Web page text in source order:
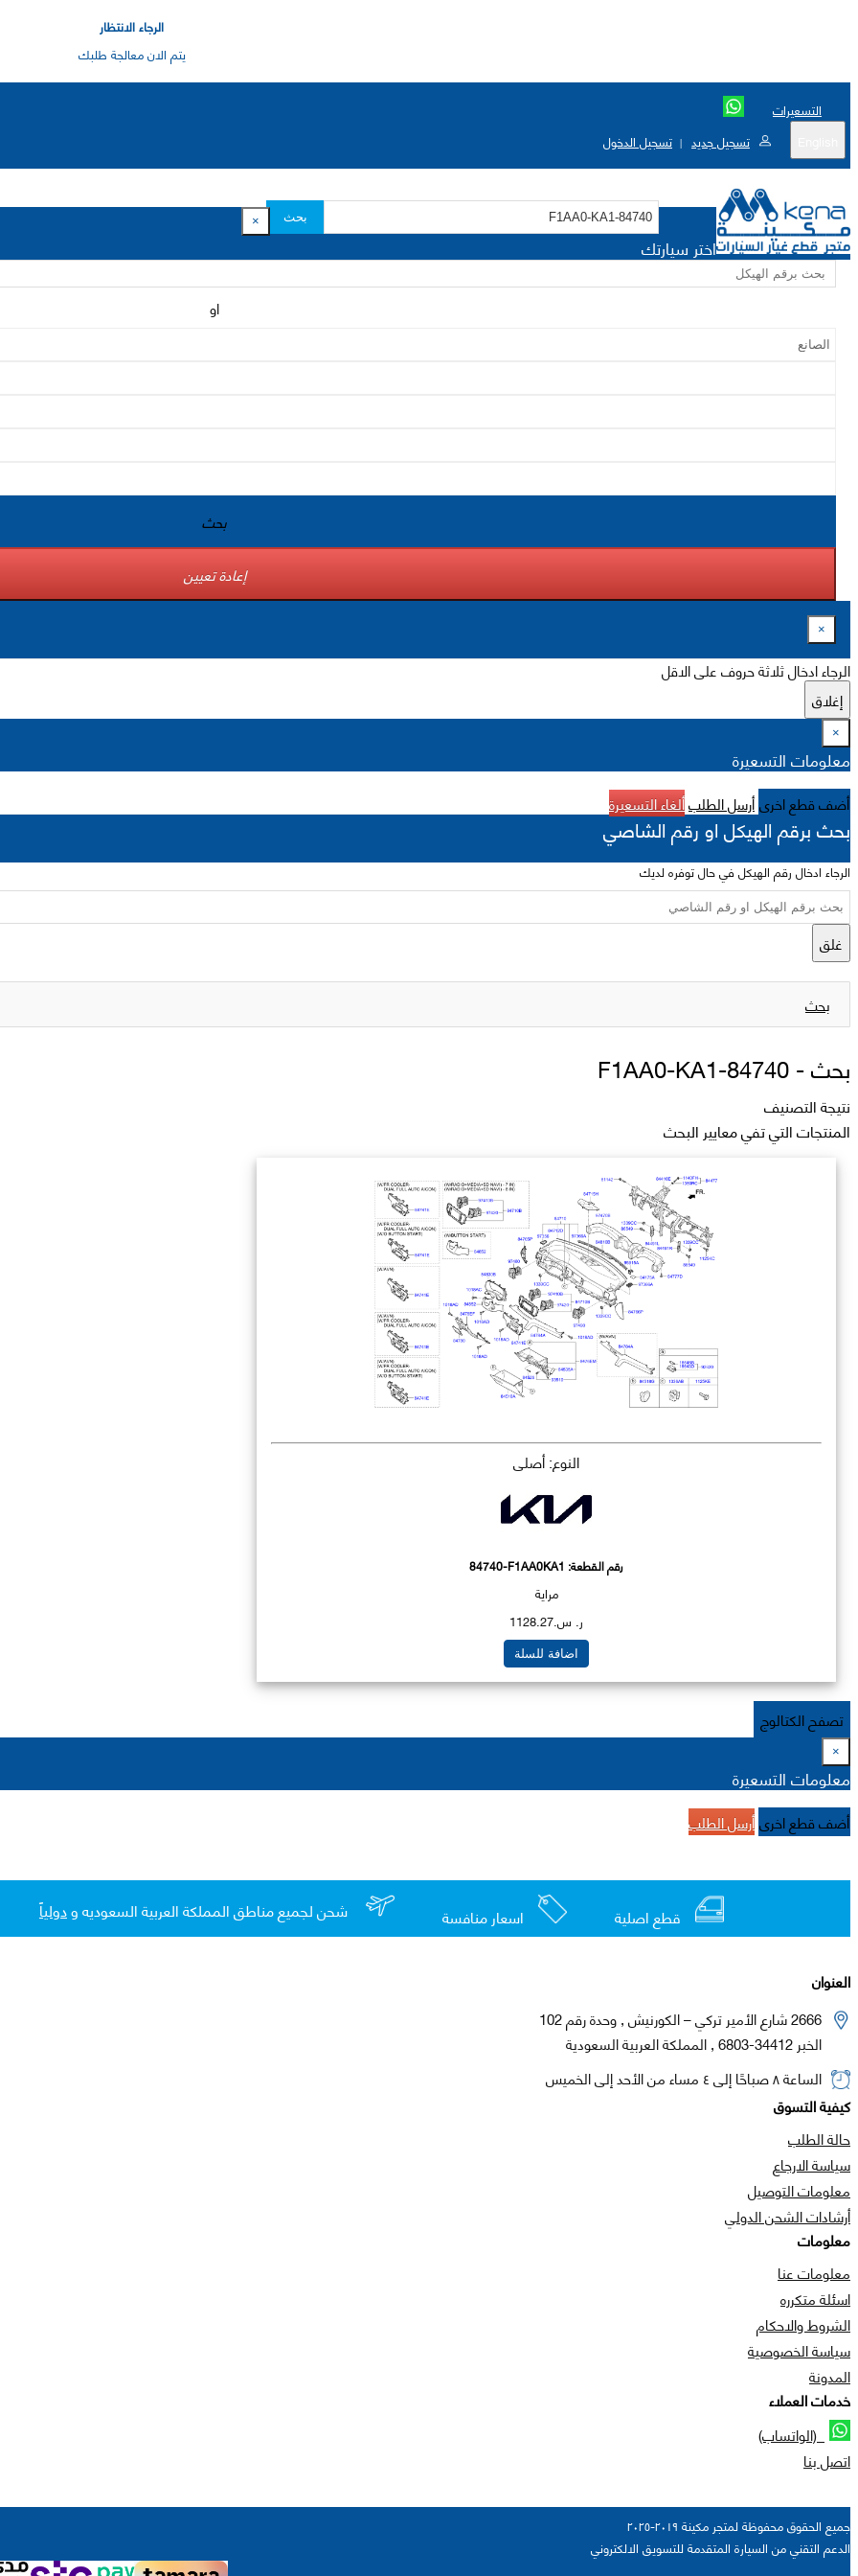
الرجاء الانتظار
يتم الان معالجة طلبك
التسعيرات
تسجيل جديد | تسجيل الدخول
بحث ×
اختر سيارتك
او
بحث
إعادة تعيين
×
الرجاء ادخال ثلاثة حروف على الاقل
إغلاق
×
معلومات التسعيرة
أضف قطع اخرىأرسل الطلبألغاء التسعيرة
بحث برقم الهيكل او رقم الشاصي
الرجاء ادخال رقم الهيكل في حال توفره لديك
غلق
بحث
بحث -84740-F1AA0-KA1
نتيجة التصنيف
المنتجات التي تفي معايير البحث
النوع: أصلي
رقم القطعة: 84740-F1AA0KA1
مراية
ر. س.1128.27
اضافة للسلة
تصفح الكتالوج
×
معلومات التسعيرة
أضف قطع اخرىأرسل الطلب
قطع اصلية اسعار منافسة شحن لجميع مناطق المملكة العربية السعوديه ودولياً
العنوان
2666 شارع الأمير تركي – الكورنيش , وحدة رقم 102
الخبر 34412-6803 , المملكة العربية السعودية
الساعة ٨ صباحًا إلى ٤ مساء من الأحد إلى الخميس
كيفية التسوق
حالة الطلب
سياسة الارجاع
معلومات التوصيل
أرشادات الشحن الدولي
معلومات
معلومات عنا
اسئلة متكرره
الشروط والاحكام
سياسة الخصوصية
المدونة
خدمات العملاء
(الواتساب)
اتصل بنا
جميع الحقوق محفوظة لمتجر مكينة ٢٠١٩-٢٠٢٥
الدعم التقني من السيارة المتقدمة للتسويق الالكتروني